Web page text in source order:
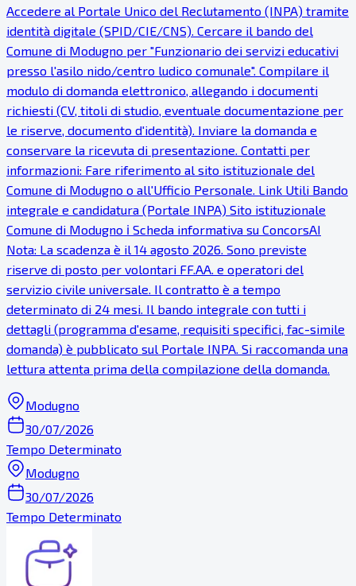
Accedere al Portale Unico del Reclutamento (INPA) tramite
identità digitale (SPID/CIE/CNS). Cercare il bando del
Comune di Modugno per "Funzionario dei servizi educativi
presso l'asilo nido/centro ludico comunale". Compilare il
modulo di domanda elettronico, allegando i documenti
richiesti (CV, titoli di studio, eventuale documentazione per
le riserve, documento d'identità). Inviare la domanda e
conservare la ricevuta di presentazione. Contatti per
informazioni: Fare riferimento al sito istituzionale del
Comune di Modugno o all'Ufficio Personale. Link Utili Bando
integrale e candidatura (Portale INPA) Sito istituzionale
Comune di Modugno ℹ Scheda informativa su ConcorsAI
Nota: La scadenza è il 14 agosto 2026. Sono previste
riserve di posto per volontari FF.AA. e operatori del
servizio civile universale. Il contratto è a tempo
determinato di 24 mesi. Il bando integrale con tutti i
dettagli (programma d'esame, requisiti specifici, fac-simile
domanda) è pubblicato sul Portale INPA. Si raccomanda una
lettura attenta prima della compilazione della domanda.
Modugno
30/07/2026
Tempo Determinato
Modugno
30/07/2026
Tempo Determinato